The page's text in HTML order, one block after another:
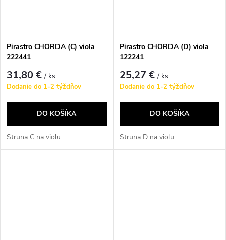
Pirastro CHORDA (C) viola
222441
31,80 €/ ks
Dodanie do 1-2 týždňov
DO KOŠÍKA
Struna C na violu
Pirastro CHORDA (D) viola
122241
25,27 €/ ks
Dodanie do 1-2 týždňov
DO KOŠÍKA
Struna D na violu